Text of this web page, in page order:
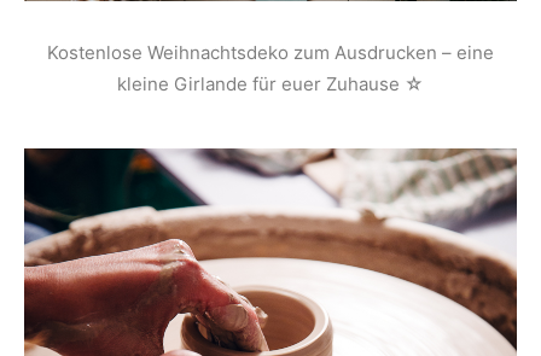
Kostenlose Weihnachtsdeko zum Ausdrucken – eine
kleine Girlande für euer Zuhause ☆